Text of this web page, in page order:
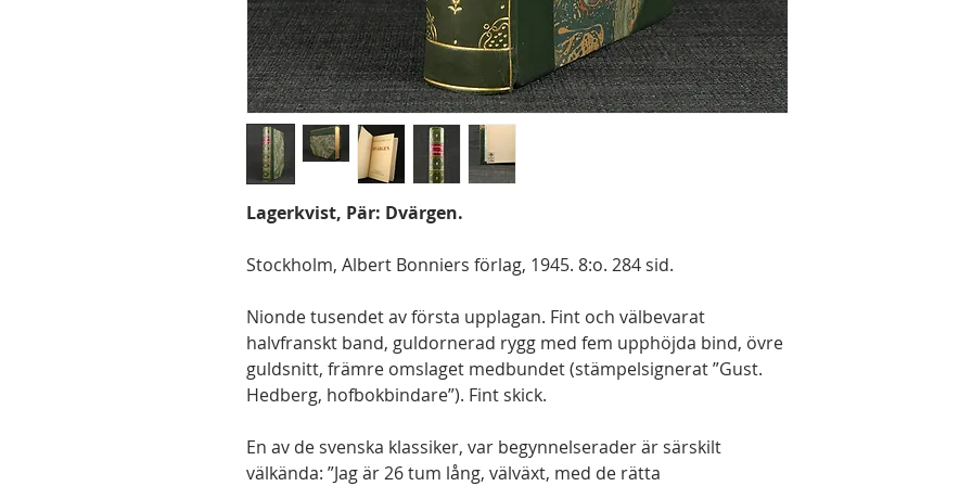
Lagerkvist, Pär: Dvärgen.
Stockholm, Albert Bonniers förlag, 1945. 8:o. 284 sid.
Nionde tusendet av första upplagan. Fint och välbevarat
halvfranskt band, guldornerad rygg med fem upphöjda bind, övre
guldsnitt, främre omslaget medbundet (stämpelsignerat ”Gust.
Hedberg, hofbokbindare”). Fint skick.
En av de svenska klassiker, var begynnelserader är särskilt
välkända: ”Jag är 26 tum lång, välväxt, med de rätta